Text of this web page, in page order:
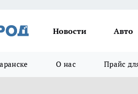
Новости Авто
О нас Прайс